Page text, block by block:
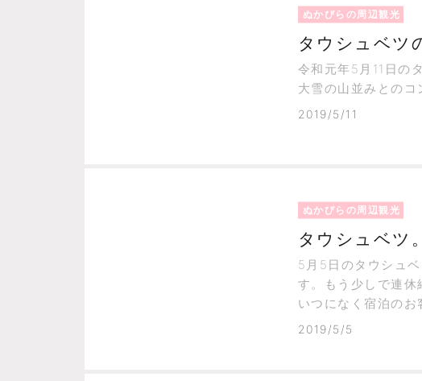
ぬかびらの周辺観光
タウシュベツ
令和元年5月11日の
大雪の山並みとのコ
2019/5/11
ぬかびらの周辺観光
タウシュベツ。
5月5日のタウシュ
す。もう少しで連
いつになく宿泊のお
す。ありがとうござ
2019/5/5